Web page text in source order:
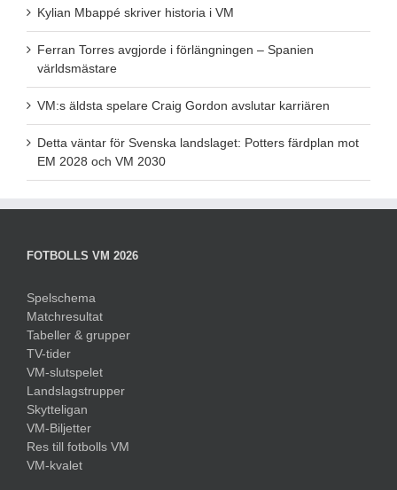
Kylian Mbappé skriver historia i VM
Ferran Torres avgjorde i förlängningen – Spanien
världsmästare
VM:s äldsta spelare Craig Gordon avslutar karriären
Detta väntar för Svenska landslaget: Potters färdplan mot
EM 2028 och VM 2030
FOTBOLLS VM 2026
Spelschema
Matchresultat
Tabeller & grupper
TV-tider
VM-slutspelet
Landslagstrupper
Skytteligan
VM-Biljetter
Res till fotbolls VM
VM-kvalet